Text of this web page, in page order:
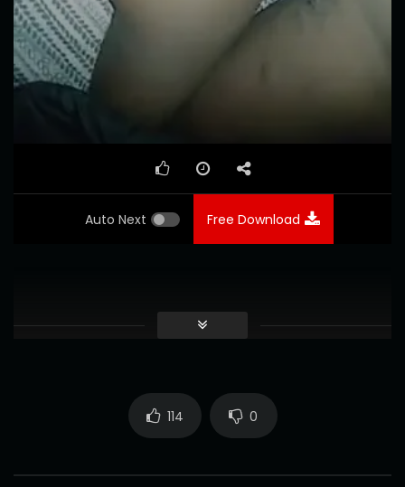
Auto Next Free Download
114 0